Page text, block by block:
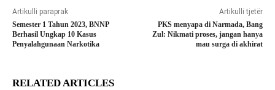
Artikulli paraprak
Semester 1 Tahun 2023, BNNP
Berhasil Ungkap 10 Kasus
Penyalahgunaan Narkotika
Artikulli tjetër
PKS menyapa di Narmada, Bang
Zul: Nikmati proses, jangan hanya
mau surga di akhirat
RELATED ARTICLES